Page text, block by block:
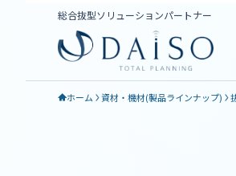
総合抜型ソリューションパートナー
ホーム 資材・機材(製品ラインナップ)